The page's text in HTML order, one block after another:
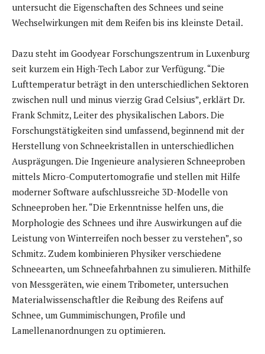
untersucht die Eigenschaften des Schnees und seine
Wechselwirkungen mit dem Reifen bis ins kleinste Detail.
Dazu steht im Goodyear Forschungszentrum in Luxenburg
seit kurzem ein High-Tech Labor zur Verfügung. “Die
Lufttemperatur beträgt in den unterschiedlichen Sektoren
zwischen null und minus vierzig Grad Celsius”, erklärt Dr.
Frank Schmitz, Leiter des physikalischen Labors. Die
Forschungstätigkeiten sind umfassend, beginnend mit der
Herstellung von Schneekristallen in unterschiedlichen
Ausprägungen. Die Ingenieure analysieren Schneeproben
mittels Micro-Computertomografie und stellen mit Hilfe
moderner Software aufschlussreiche 3D-Modelle von
Schneeproben her. “Die Erkenntnisse helfen uns, die
Morphologie des Schnees und ihre Auswirkungen auf die
Leistung von Winterreifen noch besser zu verstehen”, so
Schmitz. Zudem kombinieren Physiker verschiedene
Schneearten, um Schneefahrbahnen zu simulieren. Mithilfe
von Messgeräten, wie einem Tribometer, untersuchen
Materialwissenschaftler die Reibung des Reifens auf
Schnee, um Gummimischungen, Profile und
Lamellenanordnungen zu optimieren.